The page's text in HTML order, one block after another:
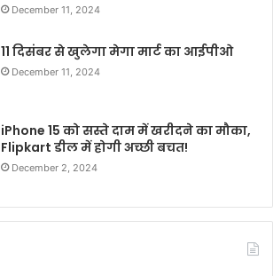
December 11, 2024
11 दिसंबर से खुलेगा मेगा मार्ट का आईपीओ
December 11, 2024
iPhone 15 को सस्ते दाम में खरीदने का मौका,
Flipkart डील में होगी अच्छी बचत!
December 2, 2024